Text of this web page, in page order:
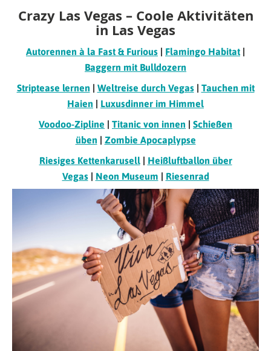
Crazy Las Vegas – Coole Aktivitäten
in Las Vegas
Autorennen à la Fast & Furious | Flamingo Habitat |
Baggern mit Bulldozern
Striptease lernen | Weltreise durch Vegas| Tauchen mit
Haien | Luxusdinner im Himmel
Voodoo-Zipline | Titanic von innen | Schießen
üben | Zombie Apocaplypse
Riesiges Kettenkarusell| Heißluftballon über
Vegas| Neon Museum | Riesenrad